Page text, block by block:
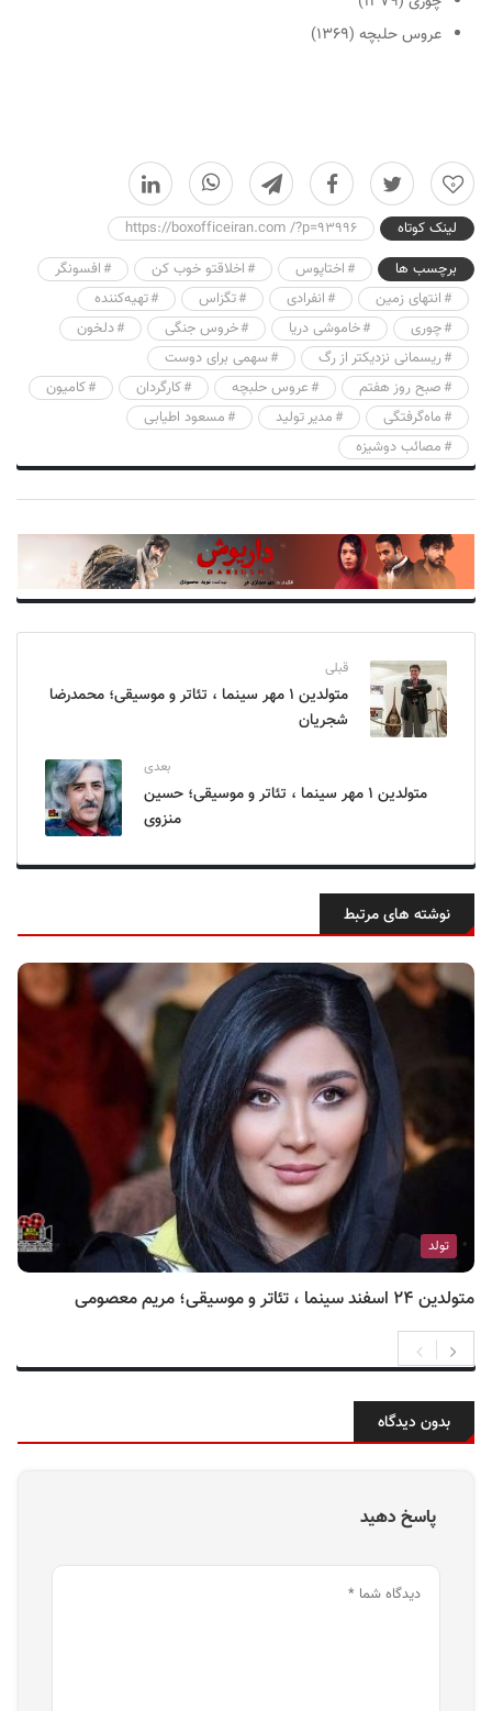
عروس حلبچه (۱۳۶۹)
0
لینک کوتاه
https://boxofficeiran.com /?p=93996
برچسب ها
اختاپوس اخلاقتو خوب کن
افسونگر
انتهای زمین
انفرادی تگزاس
تهیه‌کننده
چوری
خاموشی دریا خروس جنگی
دلخون
ریسمانی نزدیکتر از رگ
سهمی برای دوست
صبح روز هفتم
عروس حلبچه کارگردان
کامیون
ماه‌گرفتگی
مدیر تولید
مسعود اطیابی
مصائب دوشیزه
قبلی
متولدین ۱ مهر سینما ، تئاتر و موسیقی؛ محمدرضا
شجریان
بعدی
متولدین ۱ مهر سینما ، تئاتر و موسیقی؛ حسین
منزوی
نوشته های مرتبط
تولد
متولدین ۲۴ اسفند سینما ، تئاتر و موسیقی؛ مریم معصومی
بدون دیدگاه
پاسخ دهید